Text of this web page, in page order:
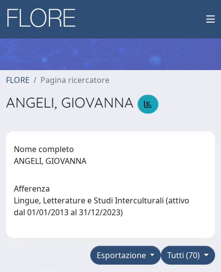
FLORE Pagina ricercatore
ANGELI, GIOVANNA
Nome completo
ANGELI, GIOVANNA
Afferenza
Lingue, Letterature e Studi Interculturali (attivo
dal 01/01/2013 al 31/12/2023)
Tutti (70)
Esportazione